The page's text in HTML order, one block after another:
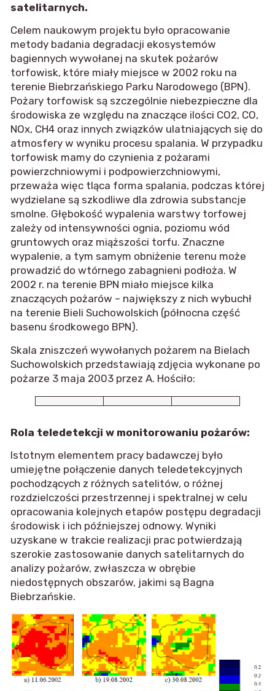
satelitarnych.
Celem naukowym projektu było opracowanie
metody badania degradacji ekosystemów
bagiennych wywołanej na skutek pożarów
torfowisk, które miały miejsce w 2002 roku na
terenie Biebrzańskiego Parku Narodowego (BPN).
Pożary torfowisk są szczególnie niebezpieczne dla
środowiska ze względu na znaczące ilości CO2, CO,
NOx, CH4 oraz innych związków ulatniających się do
atmosfery w wyniku procesu spalania. W przypadku
torfowisk mamy do czynienia z pożarami
powierzchniowymi i podpowierzchniowymi,
przeważa więc tląca forma spalania, podczas której
wydzielane są szkodliwe dla zdrowia substancje
smolne. Głębokość wypalenia warstwy torfowej
zależy od intensywności ognia, poziomu wód
gruntowych oraz miąższości torfu. Znaczne
wypalenie, a tym samym obniżenie terenu może
prowadzić do wtórnego zabagnieni podłoża. W
2002 r. na terenie BPN miało miejsce kilka
znaczących pożarów – największy z nich wybuchł
na terenie Bieli Suchowolskich (północna część
basenu środkowego BPN).
Skala zniszczeń wywołanych pożarem na Bielach
Suchowolskich przedstawiają zdjęcia wykonane po
pożarze 3 maja 2003 przez A. Hościło:
Rola teledetekcji w monitorowaniu pożarów:
Istotnym elementem pracy badawczej było
umiejętne połączenie danych teledetekcyjnych
pochodzących z różnych satelitów, o różnej
rozdzielczości przestrzennej i spektralnej w celu
opracowania kolejnych etapów postępu degradacji
środowisk i ich późniejszej odnowy. Wyniki
uzyskane w trakcie realizacji prac potwierdzają
szerokie zastosowanie danych satelitarnych do
analizy pożarów, zwłaszcza w obrębie
niedostępnych obszarów, jakimi są Bagna
Biebrzańskie.